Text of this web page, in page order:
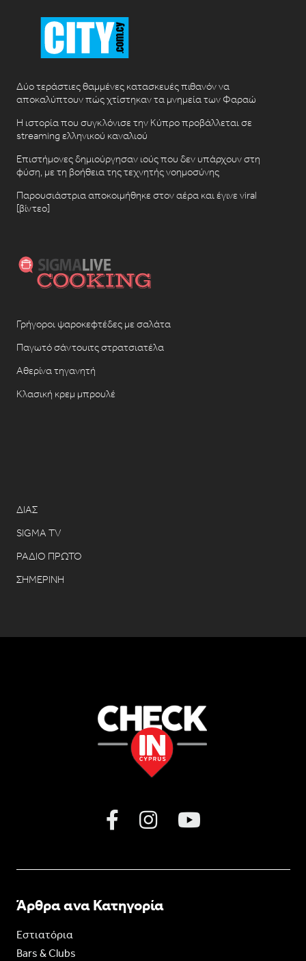
Δύο τεράστιες θαμμένες κατασκευές πιθανόν να
αποκαλύπτουν πώς χτίστηκαν τα μνημεία των Φαραώ
Η ιστορία που συγκλόνισε την Κύπρο προβάλλεται σε
streaming ελληνικού καναλιού
Επιστήμονες δημιούργησαν ιούς που δεν υπάρχουν στη
φύση, με τη βοήθεια της τεχνητής νοημοσύνης
Παρουσιάστρια αποκοιμήθηκε στον αέρα και έγινε viral
[βίντεο]
Γρήγοροι ψαροκεφτέδες με σαλάτα
Παγωτό σάντουιτς στρατσιατέλα
Αθερίνα τηγανητή
Κλασική κρεμ μπρουλέ
ΔΙΑΣ
SIGMA TV
ΡΑΔΙΟ ΠΡΩΤΟ
ΣΗΜΕΡΙΝΗ
Άρθρα ανα Κατηγορία
Εστιατόρια
Bars & Clubs